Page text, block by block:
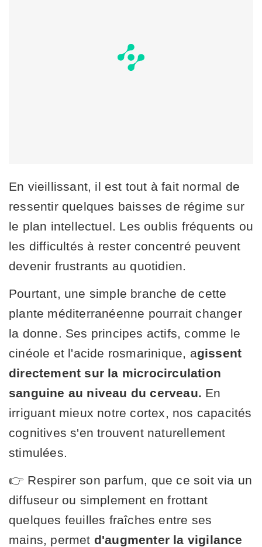
En vieillissant, il est tout à fait normal de
ressentir quelques baisses de régime sur
le plan intellectuel. Les oublis fréquents ou
les difficultés à rester concentré peuvent
devenir frustrants au quotidien.
Pourtant, une simple branche de cette
plante méditerranéenne pourrait changer
la donne. Ses principes actifs, comme le
cinéole et l'acide rosmarinique, agissent
directement sur la microcirculation
sanguine au niveau du cerveau. En
irriguant mieux notre cortex, nos capacités
cognitives s'en trouvent naturellement
stimulées.
👉 Respirer son parfum, que ce soit via un
diffuseur ou simplement en frottant
quelques feuilles fraîches entre ses
mains, permet d'augmenter la vigilance